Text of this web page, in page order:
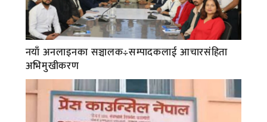
नयाँ अनलाइनका सञ्चालक÷सम्पादकलाई आचारसंहिता
अभिमुखीकरण